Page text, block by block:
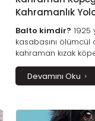
Kahramanlık
Balto kimdir? 1925
kasabasını ölümcül
kahraman kızak
hikâyesini keşfedin.
fedakârlığıyla
veren yaşam
seriyor.
Devamını Oku